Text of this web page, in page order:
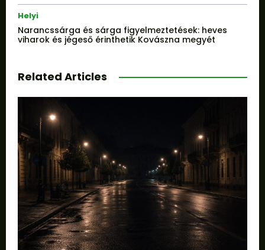
Helyi
Narancssárga és sárga figyelmeztetések: heves
viharok és jégeső érinthetik Kovászna megyét
Related Articles